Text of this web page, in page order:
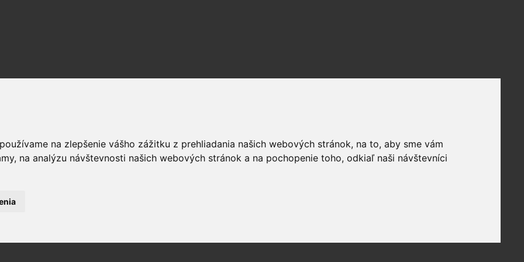
na zlepšenie vášho zážitku z prehliadania našich webových stránok, na to, aby sme vám
na analýzu návštevnosti našich webových stránok a na pochopenie toho, odkiaľ naši návštevníci